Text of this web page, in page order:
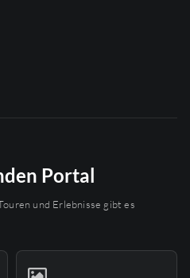
Portal
und Erlebnisse gibt es